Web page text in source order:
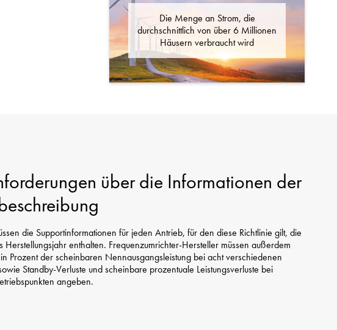
Die Menge an Strom, die
durchschnittlich von über 6 Millionen
Häusern verbraucht wird
über die Informationen der
die Supportinformationen für jeden Antrieb, für den diese Richtlinie gilt, die
Herstellungsjahr enthalten. Frequenzumrichter-Hersteller müssen außerdem
in Prozent der scheinbaren Nennausgangsleistung bei acht verschiedenen
Standby-Verluste und scheinbare prozentuale Leistungsverluste bei
angeben.